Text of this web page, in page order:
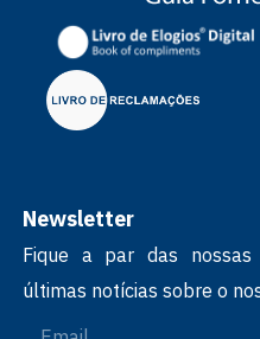
Newsletter
Fique a par das nossas
últimas notícias sobre o